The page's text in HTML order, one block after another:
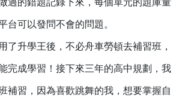
過的錯題記錄下來，每個單元的題庫量
台可以發問不會的問題。
升學王後，不必舟車勞頓去補習班，
完成學習！ 接下來三年的高中規劃，我
補習，因為喜歡跳舞的我，想要掌握自